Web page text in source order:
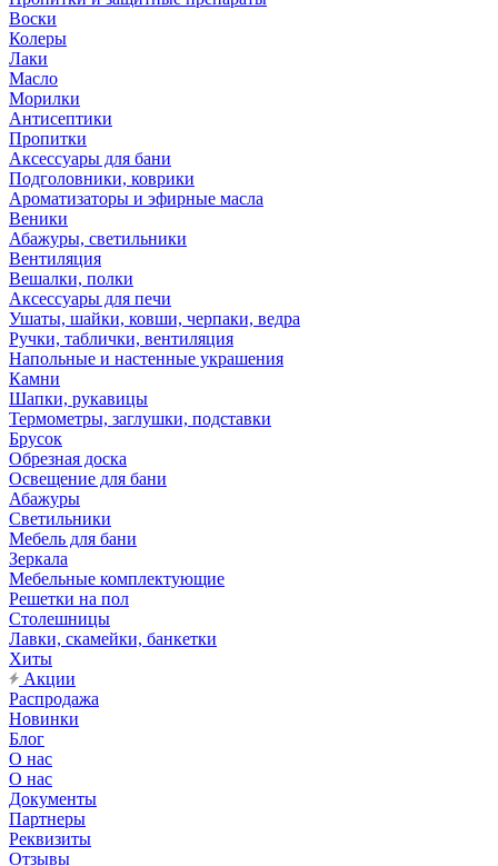
Воски
Колеры
Лаки
Масло
Морилки
Антисептики
Пропитки
Аксессуары для бани
Подголовники, коврики
Ароматизаторы и эфирные масла
Веники
Абажуры, светильники
Вентиляция
Вешалки, полки
Аксессуары для печи
Ушаты, шайки, ковши, черпаки, ведра
Ручки, таблички, вентиляция
Напольные и настенные украшения
Камни
Шапки, рукавицы
Термометры, заглушки, подставки
Брусок
Обрезная доска
Освещение для бани
Абажуры
Светильники
Мебель для бани
Зеркала
Мебельные комплектующие
Решетки на пол
Столешницы
Лавки, скамейки, банкетки
Хиты
Акции
Распродажа
Новинки
Блог
О нас
О нас
Документы
Партнеры
Реквизиты
Отзывы